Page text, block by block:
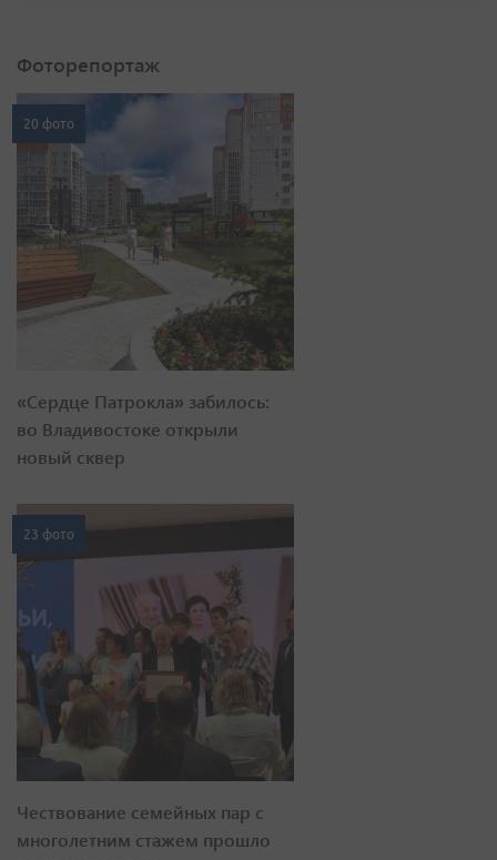
Фоторепортаж
20 фото
«Сердце Патрокла» забилось:
во Владивостоке открыли
новый сквер
23 фото
Чествование семейных пар с
многолетним стажем прошло